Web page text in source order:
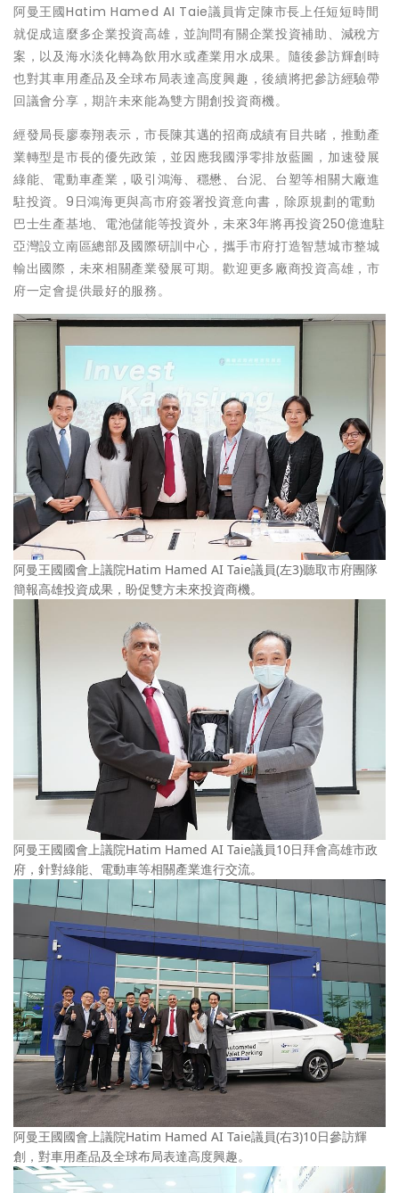
阿曼王國Hatim Hamed AI Taie議員肯定陳市長上任短短時間
就促成這麼多企業投資高雄，並詢問有關企業投資補助、減稅方
案，以及海水淡化轉為飲用水或產業用水成果。隨後參訪輝創時
也對其車用產品及全球布局表達高度興趣，後續將把參訪經驗帶
回議會分享，期許未來能為雙方開創投資商機。
經發局長廖泰翔表示，市長陳其邁的招商成績有目共睹，推動產
業轉型是市長的優先政策，並因應我國淨零排放藍圖，加速發展
綠能、電動車產業，吸引鴻海、穩懋、台泥、台塑等相關大廠進
駐投資。9日鴻海更與高市府簽署投資意向書，除原規劃的電動
巴士生產基地、電池儲能等投資外，未來3年將再投資250億進駐
亞灣設立南區總部及國際研訓中心，攜手市府打造智慧城市整城
輸出國際，未來相關產業發展可期。歡迎更多廠商投資高雄，市
府一定會提供最好的服務。
阿曼王國國會上議院Hatim Hamed AI Taie議員(左3)聽取市府團隊
簡報高雄投資成果，盼促雙方未來投資商機。
阿曼王國國會上議院Hatim Hamed AI Taie議員10日拜會高雄市政
府，針對綠能、電動車等相關產業進行交流。
阿曼王國國會上議院Hatim Hamed AI Taie議員(右3)10日參訪輝
創，對車用產品及全球布局表達高度興趣。